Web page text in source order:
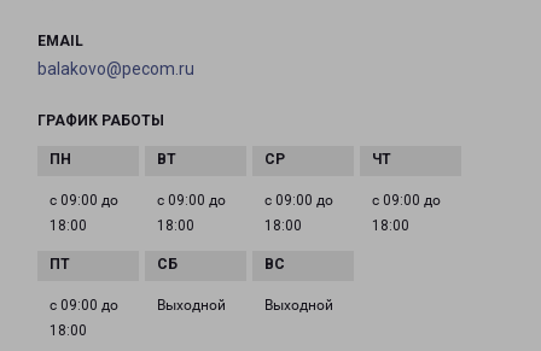
EMAIL
balakovo@pecom.ru
ГРАФИК РАБОТЫ
с 09:00 до
18:00
с 09:00 до
18:00
с 09:00 до
18:00
с 09:00 до
18:00
с 09:00 до
18:00
Выходной Выходной